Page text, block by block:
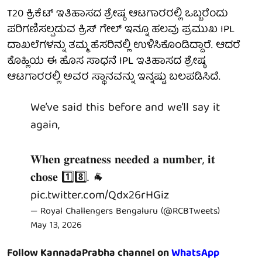
T20 ಕ್ರಿಕೆಟ್ ಇತಿಹಾಸದ ಶ್ರೇಷ್ಠ ಆಟಗಾರರಲ್ಲಿ ಒಬ್ಬರೆಂದು
ಪರಿಗಣಿಸಲ್ಪಡುವ ಕ್ರಿಸ್ ಗೇಲ್ ಇನ್ನೂ ಹಲವು ಪ್ರಮುಖ IPL
ದಾಖಲೆಗಳನ್ನು ತಮ್ಮ ಹೆಸರಿನಲ್ಲಿ ಉಳಿಸಿಕೊಂಡಿದ್ದಾರೆ. ಆದರೆ
ಕೊಹ್ಲಿಯ ಈ ಹೊಸ ಸಾಧನೆ IPL ಇತಿಹಾಸದ ಶ್ರೇಷ್ಠ
ಆಟಗಾರರಲ್ಲಿ ಅವರ ಸ್ಥಾನವನ್ನು ಇನ್ನಷ್ಟು ಬಲಪಡಿಸಿದೆ.
We’ve said this before and we’ll say it
again,
𝐖𝐡𝐞𝐧 𝐠𝐫𝐞𝐚𝐭𝐧𝐞𝐬𝐬 𝐧𝐞𝐞𝐝𝐞𝐝 𝐚 𝐧𝐮𝐦𝐛𝐞𝐫, 𝐢𝐭
𝐜𝐡𝐨𝐬𝐞 1️⃣8️⃣. 🐐
pic.twitter.com/Qdx26rHGiz
— Royal Challengers Bengaluru (@RCBTweets)
May 13, 2026
Follow KannadaPrabha channel onWhatsApp